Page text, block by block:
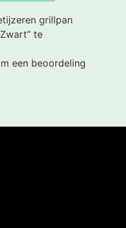
grillpan
te
een beoordeling